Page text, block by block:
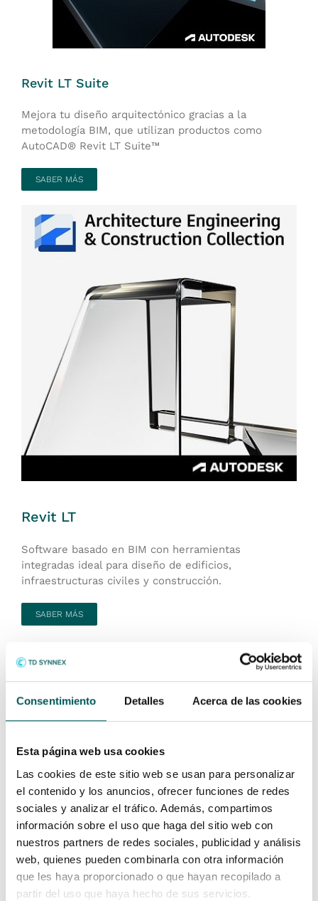
Consentimiento Detalles Acerca de las cookies
Esta página web usa cookies
Las cookies de este sitio web se usan para personalizar
el contenido y los anuncios, ofrecer funciones de redes
sociales y analizar el tráfico. Además, compartimos
información sobre el uso que haga del sitio web con
nuestros partners de redes sociales, publicidad y análisis
web, quienes pueden combinarla con otra información
que les haya proporcionado o que hayan recopilado a
partir del uso que haya hecho de sus servicios.
Revit LT Suite
Mejora tu diseño arquitectónico gracias a la
metodología BIM, que utilizan productos como
AutoCAD® Revit LT Suite™
SABER MÁS
Revit LT
Software basado en BIM con herramientas
integradas ideal para diseño de edificios,
infraestructuras civiles y construcción.
SABER MÁS
Como hacer oportunidades
de software Autodesk
El nuevo modelo de gestion de Autodesk, obliga a
crear oportunidades en nuestra herramienta Partner
Portal
, revise el proceso siguiendo este enlace y
solicitenos ayuda para la creacion de su oportunidad.